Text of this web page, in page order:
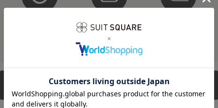
メルマガ配信
そのほかにもさまざまなキャンペーンを予定しています。
新規会員登録